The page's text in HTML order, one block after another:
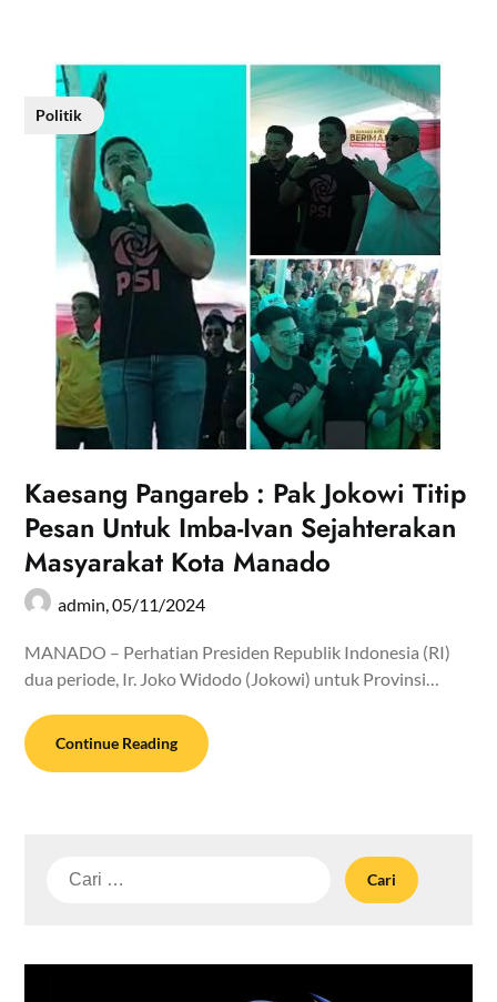
Politik
Kaesang Pangareb : Pak Jokowi Titip
Pesan Untuk Imba-Ivan Sejahterakan
Masyarakat Kota Manado
admin,05/11/2024
MANADO – Perhatian Presiden Republik Indonesia (RI)
dua periode, Ir. Joko Widodo (Jokowi) untuk Provinsi…
Continue Reading
Cari